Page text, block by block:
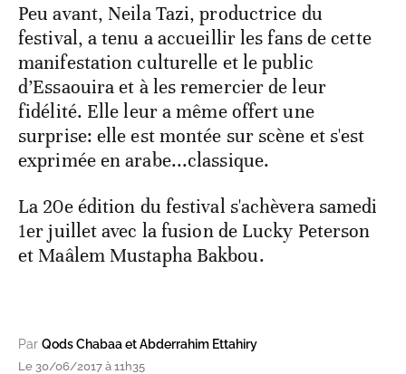
Peu avant, Neila Tazi, productrice du
festival, a tenu a accueillir les fans de cette
manifestation culturelle et le public
d’Essaouira et à les remercier de leur
fidélité. Elle leur a même offert une
surprise: elle est montée sur scène et s'est
exprimée en arabe...classique.
La 20e édition du festival s'achèvera samedi
1er juillet avec la fusion de Lucky Peterson
et Maâlem Mustapha Bakbou.
Par Qods Chabaa et Abderrahim Ettahiry
Le 30/06/2017 à 11h35